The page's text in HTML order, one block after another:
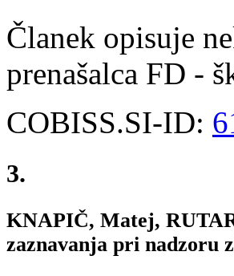
Članek opisuje
prenašalca FD -
COBISS.SI-ID:
3.
KNAPIČ, Matej,
zaznavanja pri nadzoru